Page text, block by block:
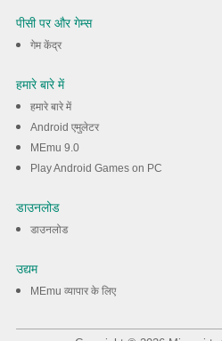
पीसी पर और गेम्स
गेम केंद्र
हमारे बारे में
हमारे बारे में
Android एमुलेटर
MEmu 9.0
Play Android Games on PC
डाउनलोड
डाउनलोड
उद्यम
MEmu व्यापार के लिए